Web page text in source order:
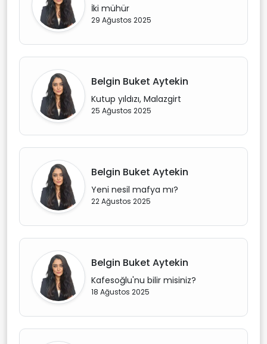
İki mühür
29 Ağustos 2025
Belgin Buket Aytekin
Kutup yıldızı, Malazgirt
25 Ağustos 2025
Belgin Buket Aytekin
Yeni nesil mafya mı?
22 Ağustos 2025
Belgin Buket Aytekin
Kafesoğlu'nu bilir misiniz?
18 Ağustos 2025